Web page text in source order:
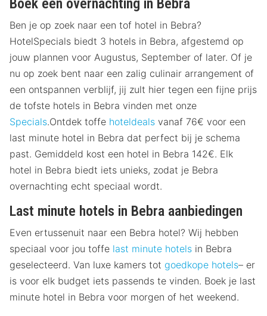
Boek een overnachting in Bebra
Ben je op zoek naar een tof hotel in Bebra?
HotelSpecials biedt 3 hotels in Bebra, afgestemd op
jouw plannen voor Augustus, September of later. Of je
nu op zoek bent naar een zalig culinair arrangement of
een ontspannen verblijf, jij zult hier tegen een fijne prijs
de tofste hotels in Bebra vinden met onze
Specials.Ontdek toffe hoteldeals vanaf 76€ voor een
last minute hotel in Bebra dat perfect bij je schema
past. Gemiddeld kost een hotel in Bebra 142€. Elk
hotel in Bebra biedt iets unieks, zodat je Bebra
overnachting echt speciaal wordt.
Last minute hotels in Bebra aanbiedingen
Even ertussenuit naar een Bebra hotel? Wij hebben
speciaal voor jou toffe last minute hotels in Bebra
geselecteerd. Van luxe kamers tot goedkope hotels– er
is voor elk budget iets passends te vinden. Boek je last
minute hotel in Bebra voor morgen of het weekend.